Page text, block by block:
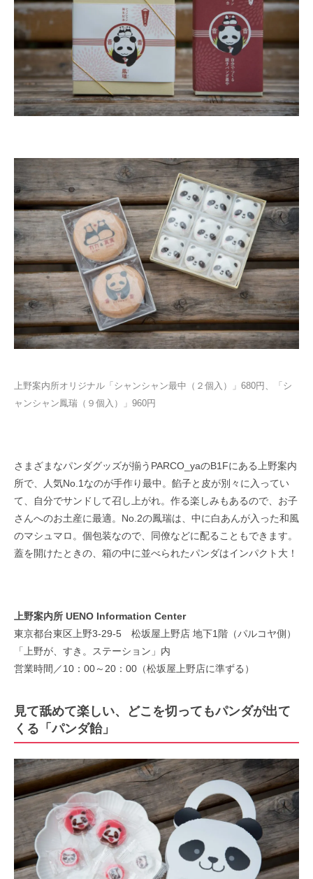
上野案内所オリジナル「シャンシャン最中（２個入）」680円、「シ
ャンシャン鳳瑞（９個入）」960円
さまざまなパンダグッズが揃うPARCO_yaのB1Fにある上野案内
所で、人気No.1なのが手作り最中。餡子と皮が別々に入ってい
て、自分でサンドして召し上がれ。作る楽しみもあるので、お子
さんへのお土産に最適。No.2の鳳瑞は、中に白あんが入った和風
のマシュマロ。個包装なので、同僚などに配ることもできます。
蓋を開けたときの、箱の中に並べられたパンダはインパクト大！
上野案内所 UENO Information Center
東京都台東区上野3-29-5 松坂屋上野店 地下1階（パルコヤ側）
「上野が、すき。ステーション」内
営業時間／10：00～20：00（松坂屋上野店に準ずる）
見て舐めて楽しい、どこを切ってもパンダが出て
くる「パンダ飴」